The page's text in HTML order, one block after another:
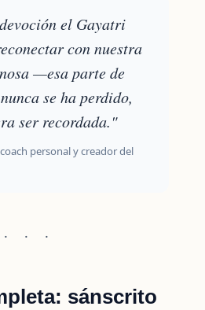
el Gayatri
con nuestra
—esa parte de
se ha perdido,
ser recordada."
personal y creador del
· · ·
sánscrito